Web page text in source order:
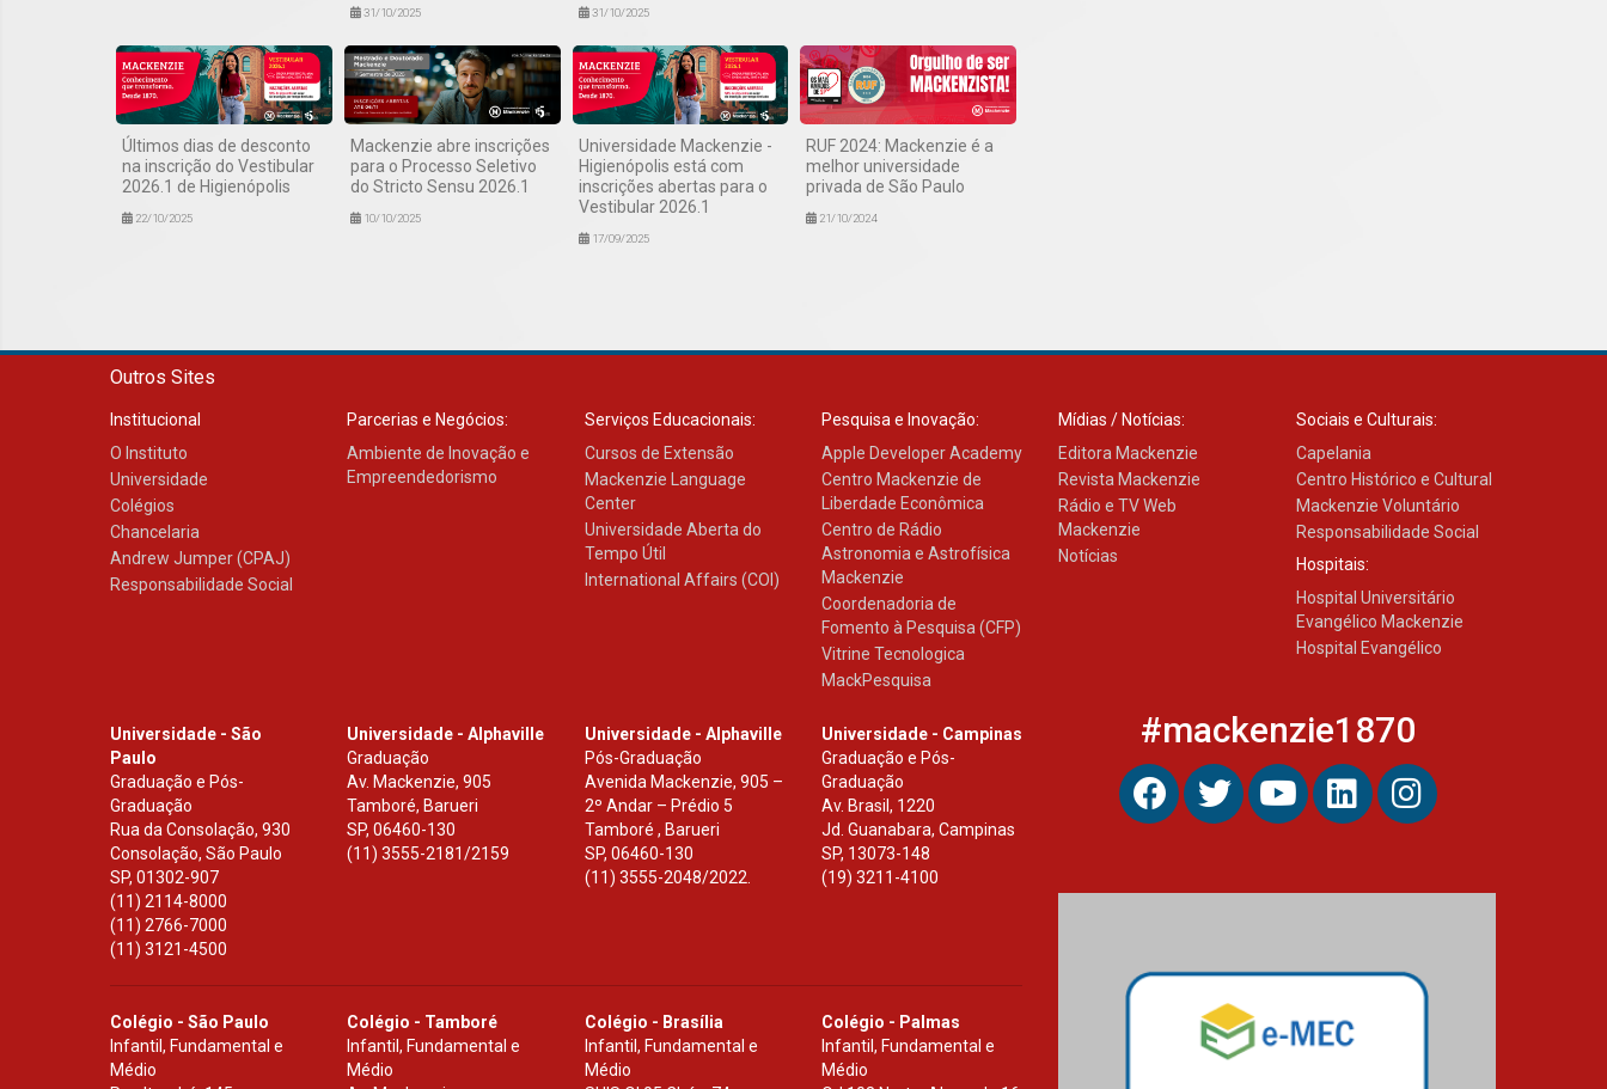
31/10/2025 31/10/2025
Últimos dias de desconto
na inscrição do Vestibular
2026.1 de Higienópolis
22/10/2025
Mackenzie abre inscrições
para o Processo Seletivo
do Stricto Sensu 2026.1
10/10/2025
Universidade Mackenzie -
Higienópolis está com
inscrições abertas para o
Vestibular 2026.1
17/09/2025
RUF 2024: Mackenzie é a
melhor universidade
privada de São Paulo
21/10/2024
Outros Sites
Institucional
O Instituto
Universidade
Colégios
Chancelaria
Andrew Jumper (CPAJ)
Responsabilidade Social
Parcerias e Negócios:
Ambiente de Inovação e
Empreendedorismo
Serviços Educacionais:
Cursos de Extensão
Mackenzie Language
Center
Universidade Aberta do
Tempo Útil
International Affairs (COI)
Pesquisa e Inovação:
Apple Developer Academy
Centro Mackenzie de
Liberdade Econômica
Centro de Rádio
Astronomia e Astrofísica
Mackenzie
Coordenadoria de
Fomento à Pesquisa (CFP)
Vitrine Tecnologica
MackPesquisa
Mídias / Notícias:
Editora Mackenzie
Revista Mackenzie
Rádio e TV Web
Mackenzie
Notícias
Sociais e Culturais:
Capelania
Centro Histórico e Cultural
Mackenzie Voluntário
Responsabilidade Social
Hospitais:
Hospital Universitário
Evangélico Mackenzie
Hospital Evangélico
Universidade - São
Paulo
Graduação e Pós-
Graduação
Rua da Consolação, 930
Consolação, São Paulo
SP, 01302-907
(11) 2114-8000
(11) 2766-7000
(11) 3121-4500
Universidade - Alphaville
Graduação
Av. Mackenzie, 905
Tamboré, Barueri
SP,06460-130
(11) 3555-2181/2159
Universidade - Alphaville
Pós-Graduação
Avenida Mackenzie, 905 –
2º Andar – Prédio 5
Tamboré , Barueri
SP, 06460-130
(11) 3555-2048/2022.
Universidade - Campinas
Graduação e Pós-
Graduação
Av. Brasil, 1220
Jd. Guanabara, Campinas
SP, 13073-148
(19) 3211-4100
Colégio - São Paulo
Infantil, Fundamental e
Médio
Colégio - Tamboré
Infantil, Fundamental e
Médio
Colégio - Brasília
Infantil, Fundamental e
Médio
Colégio - Palmas
Infantil, Fundamental e
Médio
#mackenzie1870